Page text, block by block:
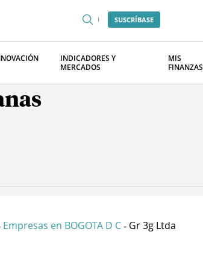
SUSCRÍBASE
INDICADORES Y
MERCADOS
MIS
FINANZAS
Empresas en BOGOTA D C - Gr 3g Ltda